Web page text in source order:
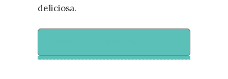
deliciosa.